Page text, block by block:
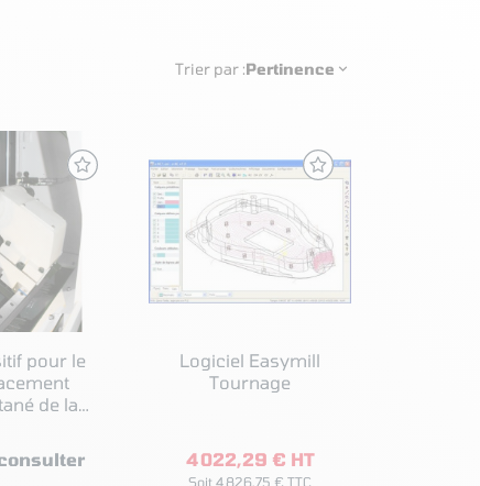
Trier par :Pertinence 
pour le
de la
Logiciel Easymill
Tournage
4 022,29 € HT
Soit 4 826,75 € TTC